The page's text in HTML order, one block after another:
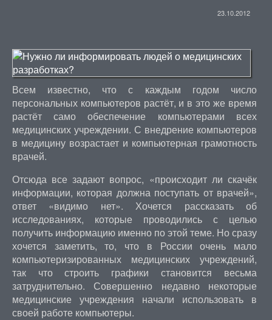
23.10.2012
Всем известно, что с каждым годом число
персональных компьютеров растёт, и в это же время
растёт само обеспечение компьютерами всех
медицинских учреждении. С внедрение компьютеров
в медицину возрастает и компьютерная грамотность
врачей.
Отсюда все задают вопрос, «происходит ли скачёк
информации, которая должна поступать от врачей»,
ответ «видимо нет». Хочется рассказать об
исследованиях, которые проводились с целью
получить информацию именно по этой теме. Но сразу
хочется заметить, то, что в России очень мало
компьютеризированных медицинских учреждений,
так что строить графики становится весьма
затруднительно. Совершенно недавно некоторые
медицинские учреждения начали использовать в
своей работе компьютеры.